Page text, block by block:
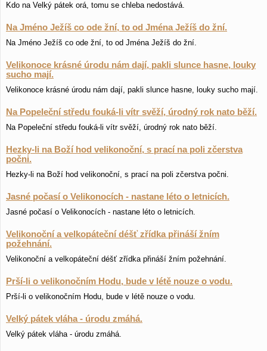
Kdo na Velký pátek orá, tomu se chleba nedostává.
Na Jméno Ježíš co ode žní, to od Jména Ježíš do žní.
Na Jméno Ježíš co ode žní, to od Jména Ježíš do žní.
Velikonoce krásné úrodu nám dají, pakli slunce hasne, louky
sucho mají.
Velikonoce krásné úrodu nám dají, pakli slunce hasne, louky sucho mají.
Na Popeleční středu fouká-li vítr svěží, úrodný rok nato běží.
Na Popeleční středu fouká-li vítr svěží, úrodný rok nato běží.
Hezky-li na Boží hod velikonoční, s prací na poli zčerstva
počni.
Hezky-li na Boží hod velikonoční, s prací na poli zčerstva počni.
Jasné počasí o Velikonocích - nastane léto o letnicích.
Jasné počasí o Velikonocích - nastane léto o letnicích.
Velikonoční a velkopáteční déšť zřídka přináší žním
požehnání.
Velikonoční a velkopáteční déšť zřídka přináší žním požehnání.
Prší-li o velikonočním Hodu, bude v létě nouze o vodu.
Prší-li o velikonočním Hodu, bude v létě nouze o vodu.
Velký pátek vláha - úrodu zmáhá.
Velký pátek vláha - úrodu zmáhá.